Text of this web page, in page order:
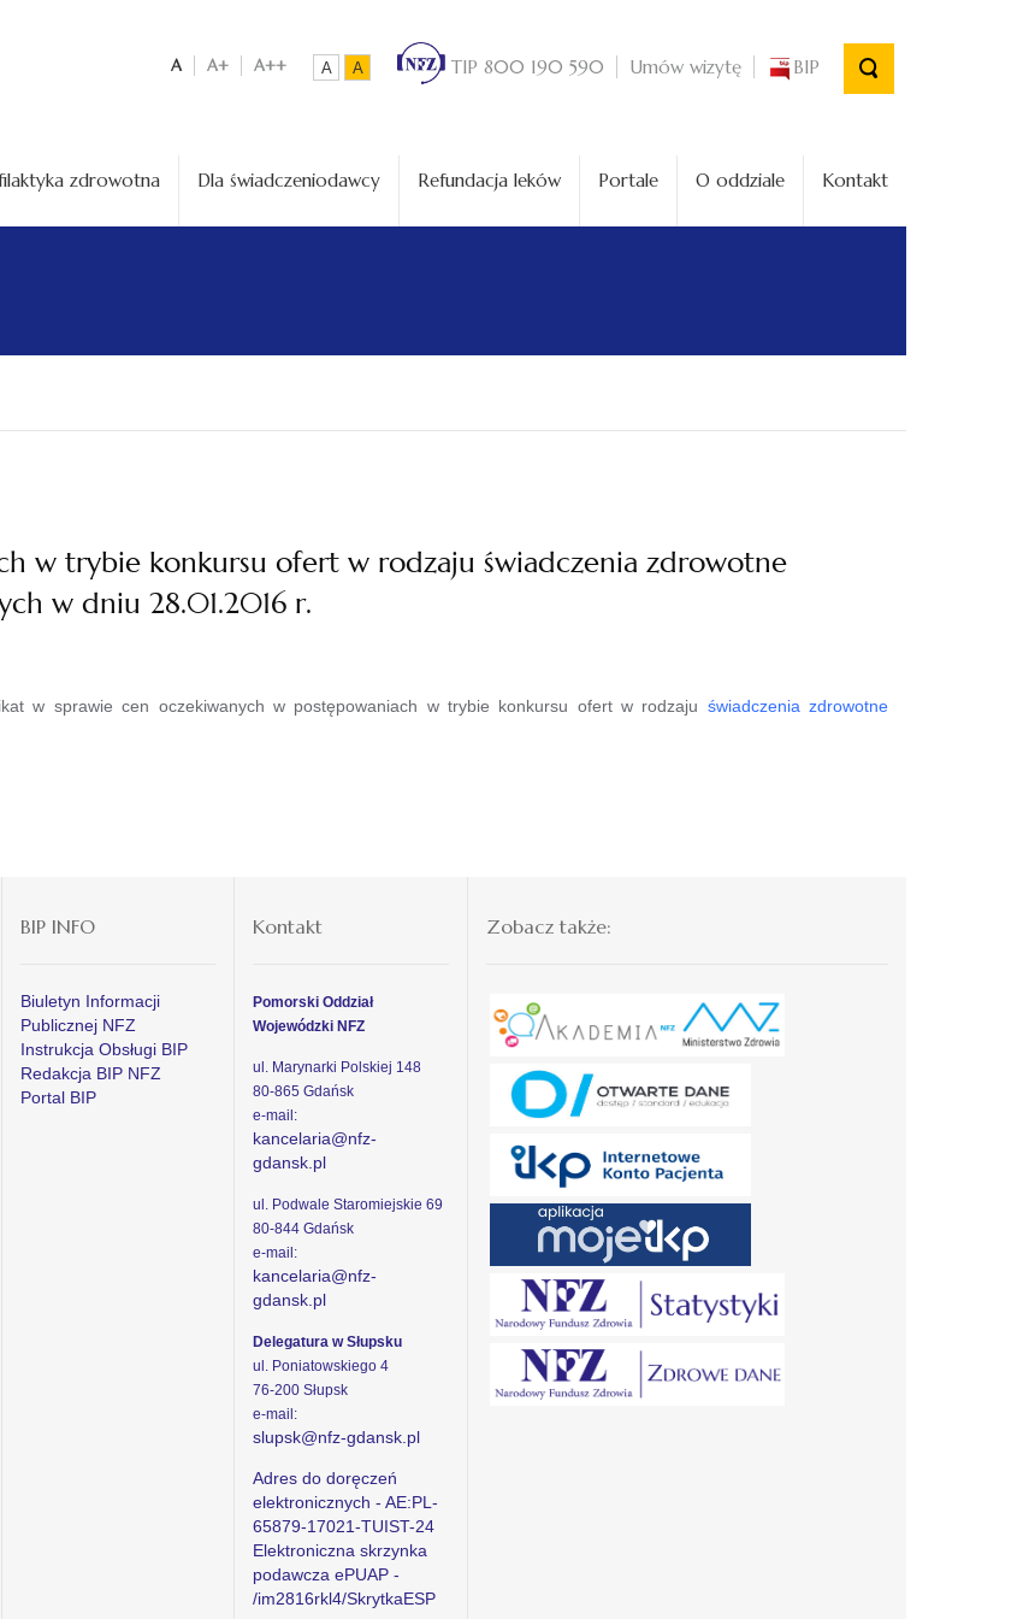
A A+ A++ A A TIP 800 190 590 Umów wizytę BIP
zdrowotna Dla świadczeniodawcy Refundacja leków Portale O oddziale Kontakt
w trybie konkursu ofert w rodzaju świadczenia zdrowotne
w dniu 28.01.2016 r.
w sprawie cen oczekiwanych w postępowaniach w trybie konkursu ofert w rodzaju świadczenia zdrowotne
BIP INFO
Biuletyn Informacji
Publicznej NFZ
Instrukcja Obsługi BIP
Redakcja BIP NFZ
Portal BIP
Kontakt
Pomorski Oddział
Wojewódzki NFZ
ul. Marynarki Polskiej 148
80-865 Gdańsk
e-mail:
kancelaria@nfz-
gdansk.pl
ul. Podwale Staromiejskie 69
80-844 Gdańsk
e-mail:
kancelaria@nfz-
gdansk.pl
Delegatura w Słupsku
ul. Poniatowskiego 4
76-200 Słupsk
e-mail:
slupsk@nfz-gdansk.pl
Adres do doręczeń
elektronicznych - AE:PL-
65879-17021-TUIST-24
Elektroniczna skrzynka
podawcza ePUAP -
/im2816rkl4/SkrytkaESP
Zobacz także: